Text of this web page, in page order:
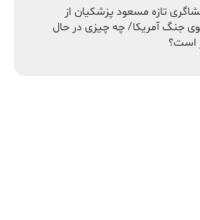
تازه مسعود پزشکیان از
جنگ آمریکا/ چه چیزی در حال
است؟